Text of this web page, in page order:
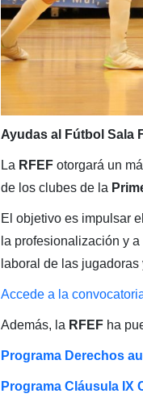
Ayudas al Fútbol Sala
La RFEFotorgará un
de los clubes de la
El objetivo es impulsar
la profesionalización y
laboral de las
Accede a la
Además, la RFEFha
Programa Derechos
Programa Cláusula IX